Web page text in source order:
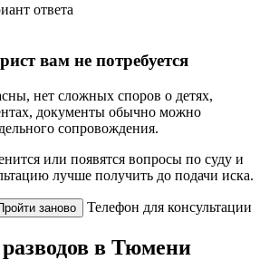
ответа
вам не потребуется
нет сложных споров о детях,
документы обычно можно
сопровождения.
или появятся вопросы по суду и
лучше получить до подачи иска.
заново Телефон для консультации
в Тюмени